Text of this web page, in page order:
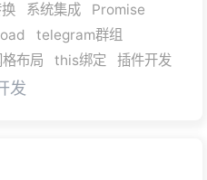
系统集成
Promise
telegram群组
格布局 this绑定
插件开发
发